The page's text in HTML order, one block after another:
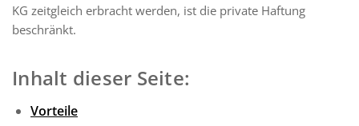
KG zeitgleich erbracht werden, ist die private Haftung
beschränkt.
Inhalt dieser Seite:
Vorteile